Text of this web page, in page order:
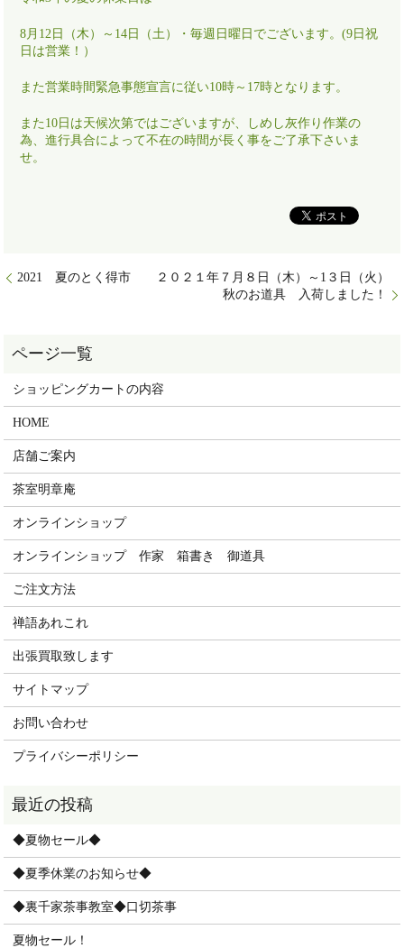
8月12日（木）～14日（土）・毎週日曜日でございます。(9日祝
日は営業！）
また営業時間緊急事態宣言に従い10時～17時となります。
また10日は天候次第ではございますが、しめし灰作り作業の
為、進行具合によって不在の時間が長く事をご了承下さいま
せ。
2021 夏のとく得市 ２０２１年７月８日（木）～1３日（火）
秋のお道具 入荷しました！
ショッピングカートの内容
HOME
店舗ご案内
茶室明章庵
オンラインショップ
オンラインショップ 作家 箱書き 御道具
ご注文方法
禅語あれこれ
出張買取致します
サイトマップ
お問い合わせ
プライバシーポリシー
◆夏物セール◆
◆夏季休業のお知らせ◆
◆裏千家茶事教室◆口切茶事
夏物セール！